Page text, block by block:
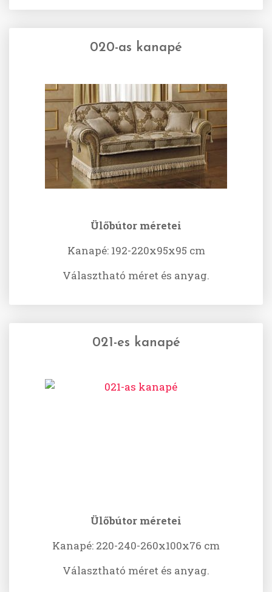
020-as kanapé
Ülőbútor méretei
Kanapé: 192-220x95x95 cm
Választható méret és anyag.
021-es kanapé
Ülőbútor méretei
Kanapé: 220-240-260x100x76 cm
Választható méret és anyag.